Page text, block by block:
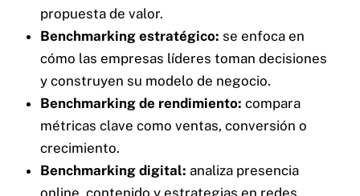
propuesta de valor.
Benchmarking estratégico: se enfoca en
cómo las empresas líderes toman decisiones
y construyen su modelo de negocio.
Benchmarking de rendimiento: compara
métricas clave como ventas, conversión o
crecimiento.
Benchmarking digital: analiza presencia
online, contenido y estrategias en redes